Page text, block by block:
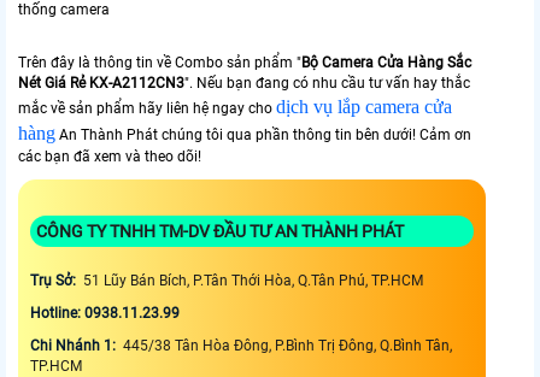
thống camera
Trên đây là thông tin về Combo sản phẩm "Bộ Camera Cửa Hàng Sắc
Nét Giá Rẻ KX-A2112CN3". Nếu bạn đang có nhu cầu tư vấn hay thắc
mắc về sản phẩm hãy liên hệ ngay cho dịch vụ lắp camera cửa
hàng An Thành Phát chúng tôi qua phần thông tin bên dưới! Cảm ơn
các bạn đã xem và theo dõi!
CÔNG TY TNHH TM-DV ĐẦU TƯ AN THÀNH PHÁT
Trụ Sở: 51 Lũy Bán Bích, P.Tân Thới Hòa, Q.Tân Phú, TP.HCM
Hotline: 0938.11.23.99
Chi Nhánh 1: 445/38 Tân Hòa Đông, P.Bình Trị Đông, Q.Bình Tân,
TP.HCM